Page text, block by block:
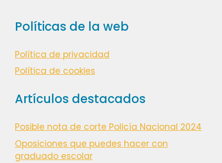
Políticas de la web
Política de privacidad
Política de cookies
Artículos destacados
Posible nota de corte Policía Nacional 2024
Oposiciones que puedes hacer con
graduado escolar